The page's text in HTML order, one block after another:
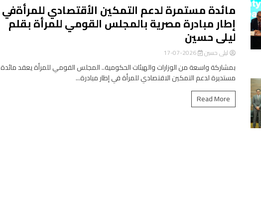
مائدة مستمرة لدعم التمكين الأقتصادي للمرأةفي
إطار مبادرة مصرية بالمجلس القومي للمرأة بقلم
ليلى حسين
ليلى حسين 2026-07-17
بمشاركة واسعة من الوزارات والهيئات الحكومية.. المجلس القومي للمرأة يعقد مائدة
مستديرة لدعم التمكين الاقتصادي للمرأة في إطار مبادرة...
Read More